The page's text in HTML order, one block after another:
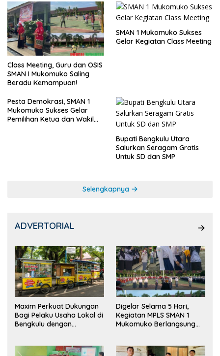
Class Meeting, Guru dan OSIS
SMAN I Mukomuko Saling
Beradu Kemampuan!
SMAN 1 Mukomuko Sukses
Gelar Kegiatan Class Meeting
Pesta Demokrasi, SMAN 1
Mukomuko Sukses Gelar
Pemilihan Ketua dan Wakil
Bupati Bengkulu Utara
Salurkan Seragam Gratis
Untuk SD dan SMP
Selengkapnya
ADVERTORIAL
Maxim Perkuat Dukungan
Bagi Pelaku Usaha Lokal di
Bengkulu dengan
Pasar
Digelar Selama 5 Hari,
Kegiatan MPLS SMAN 1
Mukomuko Berlangsung